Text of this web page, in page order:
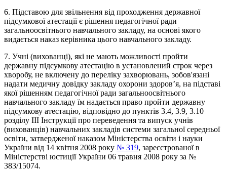
6. Підставою для звільнення від проходження державної
підсумкової атестації є рішення педагогічної ради
загальноосвітнього навчального закладу, на основі якого
видається наказ керівника цього навчального закладу.
7. Учні (вихованці), які не мають можливості пройти
державну підсумкову атестацію в установлений строк через
хворобу, не включену до переліку захворювань, зобов'язані
надати медичну довідку закладу охорони здоров’я, на підставі
якої рішенням педагогічної ради загальноосвітнього
навчального закладу їм надається право пройти державну
підсумкову атестацію, відповідно до пунктів 3.4, 3.9, 3.10
розділу ІІІ Інструкції про переведення та випуск учнів
(вихованців) навчальних закладів системи загальної середньої
освіти, затвердженої наказом Міністерства освіти і науки
України від 14 квітня 2008 року № 319, зареєстрованої в
Міністерстві юстиції України 06 травня 2008 року за №
383/15074.